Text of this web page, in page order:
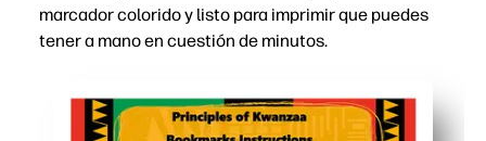
marcador colorido y listo para imprimir que puedes
tener a mano en cuestión de minutos.
Comodidad sin preparación: simplemente imprime en
Involucra a los niños con colores y patrones